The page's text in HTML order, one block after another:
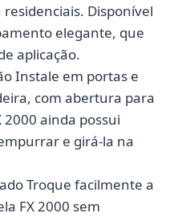
Disponível
elegante, que
aplicação.
Instale em portas e
com abertura para
ainda possui
e girá-la na
Troque facilmente a
FX 2000 sem